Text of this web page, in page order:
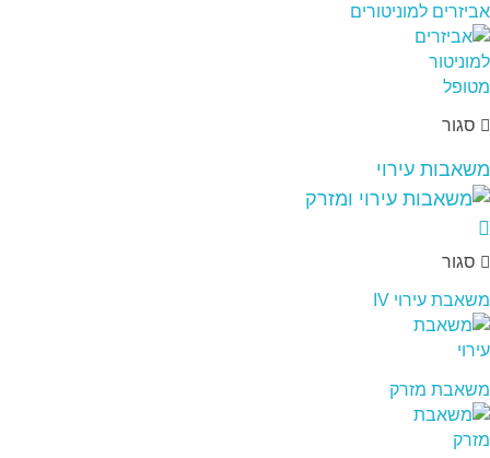
אביזרים למוניטורים
סגור
משאבות עירוי
סגור
משאבת עירוי IV
משאבת מזרק